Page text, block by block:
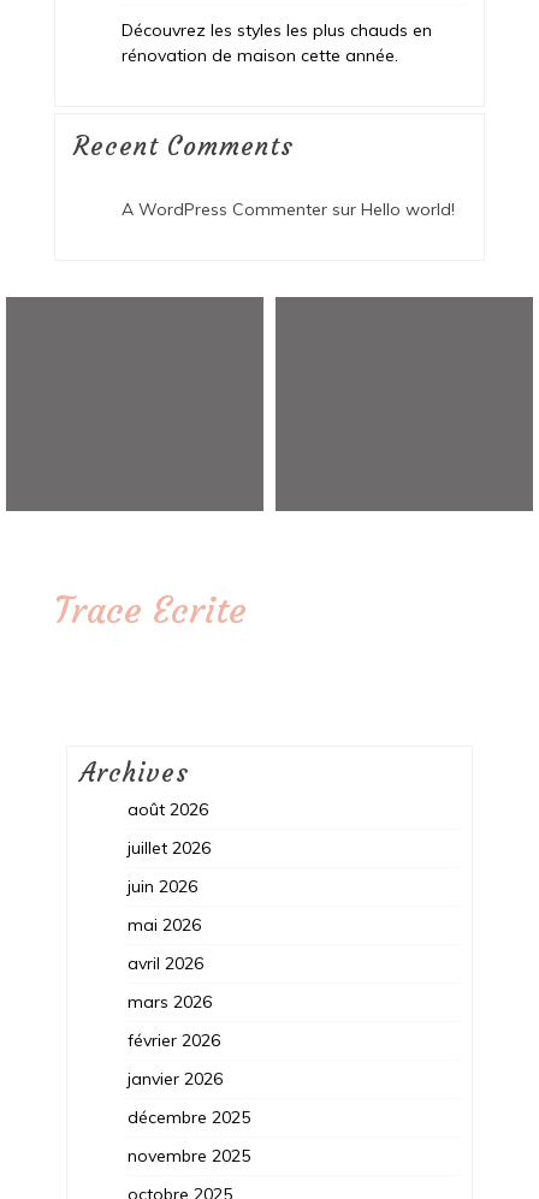
Découvrez les styles les plus chauds en
rénovation de maison cette année.
Recent Comments
A WordPress Commentersur Hello world!
Trace Ecrite
Archives
août 2026
juillet 2026
juin 2026
mai 2026
avril 2026
mars 2026
février 2026
janvier 2026
décembre 2025
novembre 2025
octobre 2025